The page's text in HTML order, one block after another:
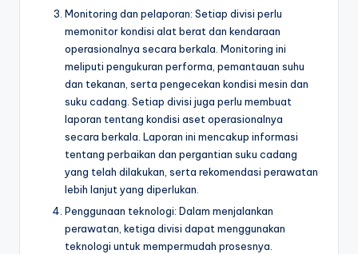
Monitoring dan pelaporan: Setiap divisi perlu
memonitor kondisi alat berat dan kendaraan
operasionalnya secara berkala. Monitoring ini
meliputi pengukuran performa, pemantauan suhu
dan tekanan, serta pengecekan kondisi mesin dan
suku cadang. Setiap divisi juga perlu membuat
laporan tentang kondisi aset operasionalnya
secara berkala. Laporan ini mencakup informasi
tentang perbaikan dan pergantian suku cadang
yang telah dilakukan, serta rekomendasi perawatan
lebih lanjut yang diperlukan.
Penggunaan teknologi: Dalam menjalankan
perawatan, ketiga divisi dapat menggunakan
teknologi untuk mempermudah prosesnya.